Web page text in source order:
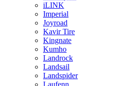
iLINK
Imperial
Joyroad
Kavir Tire
Kingnate
Kumho
Landrock
Landsail
Landspider
Laufenn